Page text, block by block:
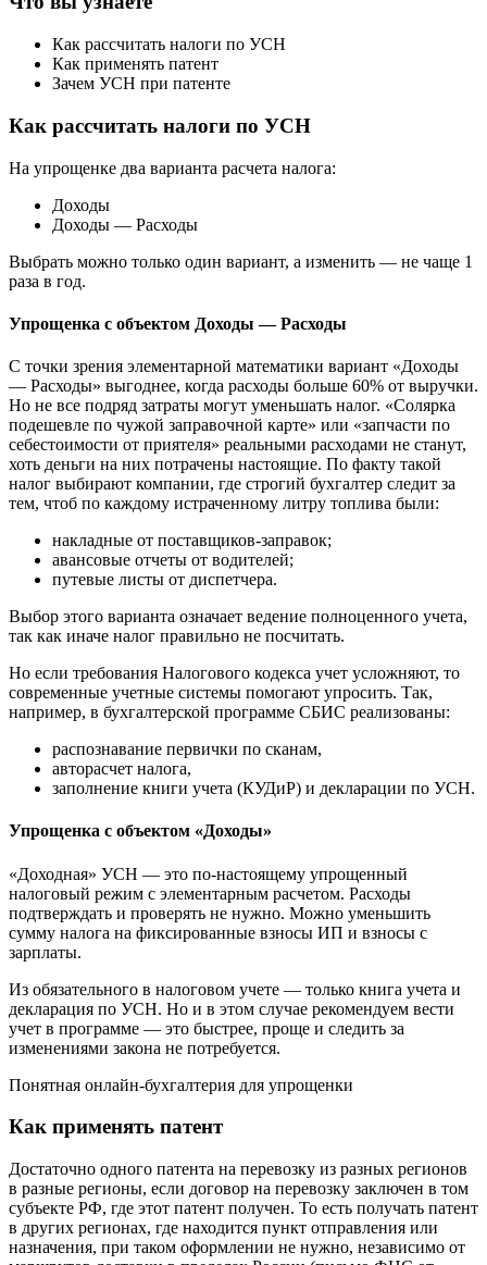
Как рассчитать налоги по УСН
Как применять патент
Зачем УСН при патенте
Как рассчитать налоги по УСН
На упрощенке два варианта расчета налога:
Доходы
Доходы — Расходы
Выбрать можно только один вариант, а изменить — не чаще 1
раза в год.
Упрощенка с объектом Доходы — Расходы
С точки зрения элементарной математики вариант «Доходы
— Расходы» выгоднее, когда расходы больше 60% от выручки.
Но не все подряд затраты могут уменьшать налог. «Солярка
подешевле по чужой заправочной карте» или «запчасти по
себестоимости от приятеля» реальными расходами не станут,
хоть деньги на них потрачены настоящие. По факту такой
налог выбирают компании, где строгий бухгалтер следит за
тем, чтоб по каждому истраченному литру топлива были:
накладные от поставщиков-заправок;
авансовые отчеты от водителей;
путевые листы от диспетчера.
Выбор этого варианта означает ведение полноценного учета,
так как иначе налог правильно не посчитать.
Но если требования Налогового кодекса учет усложняют, то
современные учетные системы помогают упросить. Так,
например, в бухгалтерской программе СБИС реализованы:
распознавание первички по сканам,
авторасчет налога,
заполнение книги учета (КУДиР) и декларации по УСН.
Упрощенка с объектом «Доходы»
«Доходная» УСН — это по‑настоящему упрощенный
налоговый режим с элементарным расчетом. Расходы
подтверждать и проверять не нужно. Можно уменьшить
сумму налога на фиксированные взносы ИП и взносы с
зарплаты.
Из обязательного в налоговом учете — только книга учета и
декларация по УСН. Но и в этом случае рекомендуем вести
учет в программе — это быстрее, проще и следить за
изменениями закона не потребуется.
Понятная онлайн-бухгалтерия для упрощенки
Как применять патент
Достаточно одного патента на перевозку из разных регионов
в разные регионы, если договор на перевозку заключен в том
субъекте РФ, где этот патент получен. То есть получать патент
в других регионах, где находится пункт отправления или
назначения, при таком оформлении не нужно, независимо от